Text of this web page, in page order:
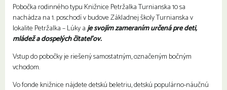
Pobočka rodinného typu Knižnice Petržalka Turnianska 10 sa
nachádza na 1. poschodí v budove Základnej školy Turnianska v
lokalite Petržalka – Lúky aje svojím zameraním určená pre deti,
mládež a dospelých čitateľov.
Vstup do pobočky je riešený samostatným, označeným bočným
vchodom.
Vo fonde knižnice nájdete detskú beletriu, detskú populárno-náučnú